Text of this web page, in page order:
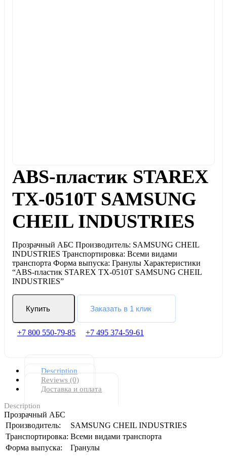
ABS-пластик STAREX
TX-0510T SAMSUNG
CHEIL INDUSTRIES
Прозрачный АБС Производитель: SAMSUNG CHEIL
INDUSTRIES Транспортировка: Всеми видами
транспорта Форма выпуска: Гранулы Характеристики
“ABS-пластик STAREX TX-0510T SAMSUNG CHEIL
INDUSTRIES”
Купить Заказать в 1 клик
+7 800 550-79-85 +7 495 374-59-61
Description
Reviews (0)
Доставка и оплата
Description
Прозрачный АБС
Производитель:
SAMSUNG CHEIL INDUSTRIES
Транспортировка: Всеми видами транспорта
Форма выпуска:
Гранулы